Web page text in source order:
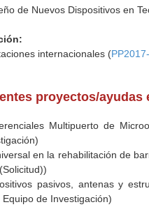
de Nuevos Dispositivos en
internacionales (
proyectos/ayudas
Multipuerto de
en la rehabilitación de
pasivos, antenas y
Equipo de Investigación)